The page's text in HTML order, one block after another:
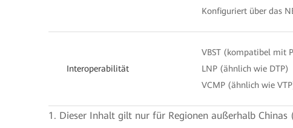
Konfiguriert über das
Interoperabilität
VBST (kompatibel mit
LNP (ähnlich wie DTP)
VCMP (ähnlich wie
1. Dieser Inhalt gilt nur für Regionen außerhalb